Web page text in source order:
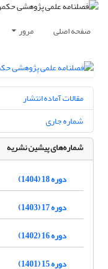
صفحه اصلی مرور
مقالات آماده انتشار
شماره جاری
شماره‌های پیشین نشریه
دوره 18 (1404)
دوره 17 (1403)
دوره 16 (1402)
دوره 15 (1401)